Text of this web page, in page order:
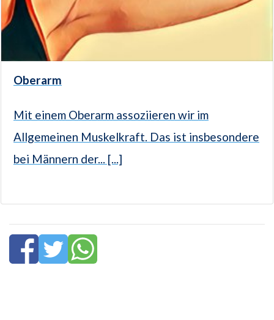
Oberarm
Mit einem Oberarm assoziieren wir im
Allgemeinen Muskelkraft. Das ist insbesondere
bei Männern der... [...]